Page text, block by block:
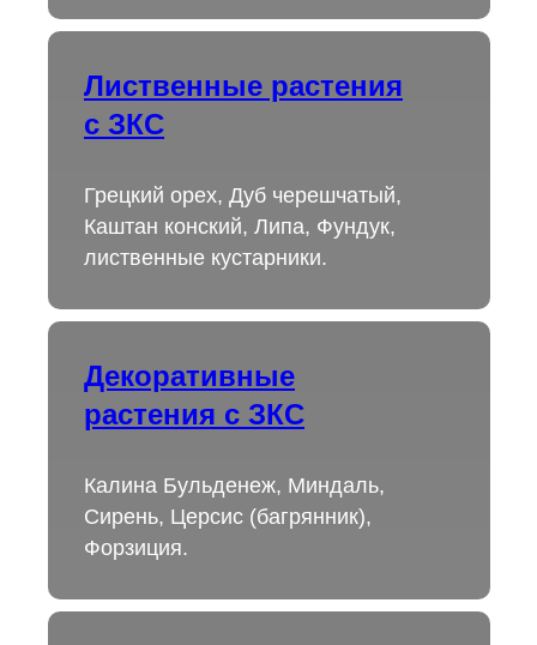
Лиственные растения
с ЗКС
Грецкий орех, Дуб черешчатый,
Каштан конский, Липа, Фундук,
лиственные кустарники.
Декоративные
растения с ЗКС
Калина Бульденеж, Миндаль,
Сирень, Церсис (багрянник),
Форзиция.